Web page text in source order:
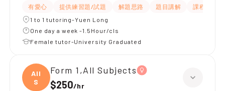
有愛心 提供練習題/試題 解題思路 題目講解
課程設計
1 to 1 tutoring-Yuen Long
One day a week -1.5Hour/cls
Female tutor-University Graduated
All
S
Form 1,All Subjects
$250/hr